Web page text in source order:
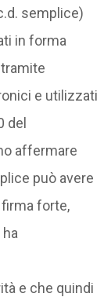
semplice)
in forma
e utilizzati
del
affermare
può avere
forte,
ha
e che quindi